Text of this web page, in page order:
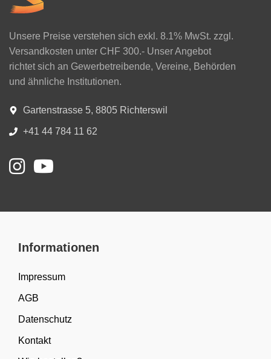
Unsere Preise verstehen sich exkl. 8.1% MwSt. zzgl.
Versandkosten unter CHF 300.- Unser Angebot
richtet sich an Gewerbetreibende, Vereine, Behörden
und ähnliche Institutionen.
Gartenstrasse 5, 8805 Richterswil
+41 44 784 11 62
Informationen
Impressum
AGB
Datenschutz
Kontakt